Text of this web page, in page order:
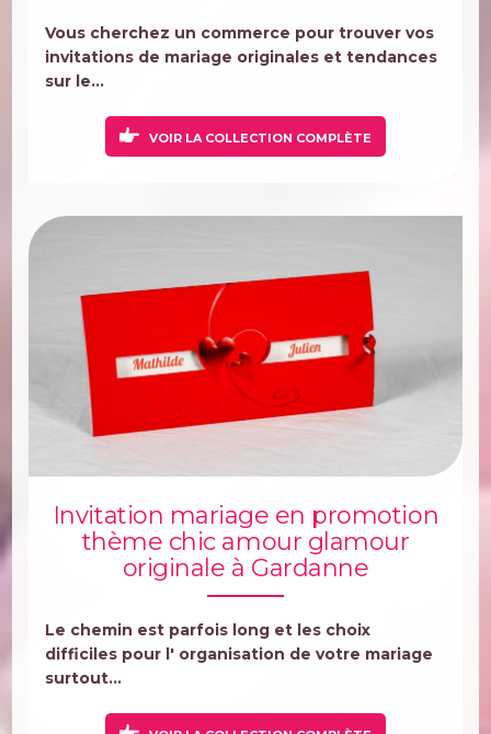
Vous cherchez un commerce pour trouver vos
invitations de mariage originales et tendances
sur le...
VOIR LA COLLECTION COMPLÈTE
Invitation mariage en promotion
thème chic amour glamour
originale à Gardanne
Le chemin est parfois long et les choix
difficiles pour l' organisation de votre mariage
surtout...